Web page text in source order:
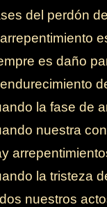
del perdón
es daño
la fase de
nuestra
la tristeza
nuestros